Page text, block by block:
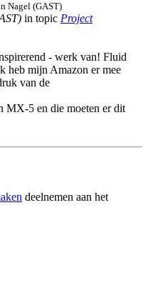
Nagel (GAST)
in topic Project
- werk van! Fluid
heb mijn Amazon er mee
van de
MX-5 en die moeten er dit
deelnemen aan het